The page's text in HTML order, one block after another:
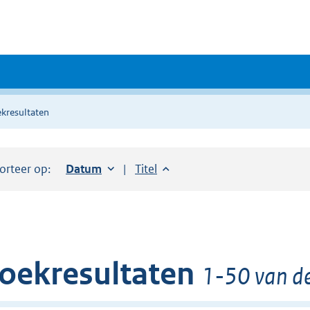
op: Sorteer op:
Datum oplopendSorteer op:
Titel oplopend
1-50 van